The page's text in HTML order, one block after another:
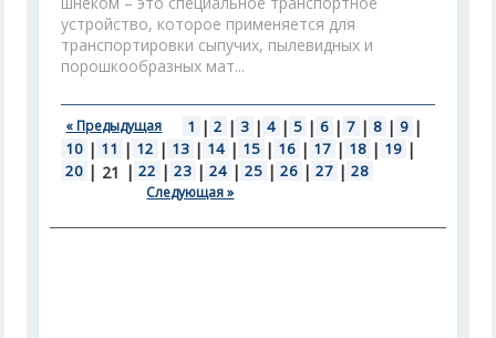
устройство, которое применяется для
транспортировки сыпучих, пылевидных и
порошкообразных мат...
« Предыдущая 1 | 2 | 3 | 4 | 5 | 6 | 7 | 8 | 9 |
10 | 11 | 12 | 13 | 14 | 15 | 16 | 17 | 18 | 19 |
20 | 21 | 22 | 23 | 24 | 25 | 26 | 27 | 28
Следующая »